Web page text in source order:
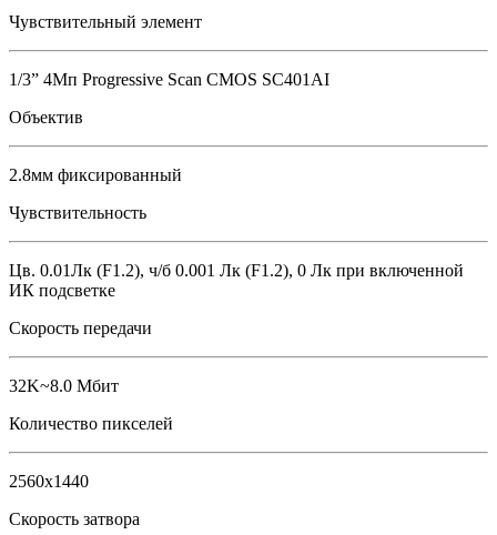
Чувствительный элемент
1/3” 4Мп Progressive Scan CMOS SC401AI
Объектив
2.8мм фиксированный
Чувствительность
Цв. 0.01Лк (F1.2), ч/б 0.001 Лк (F1.2), 0 Лк при включенной
ИК подсветке
Скорость передачи
32K~8.0 Мбит
Количество пикселей
2560x1440
Скорость затвора